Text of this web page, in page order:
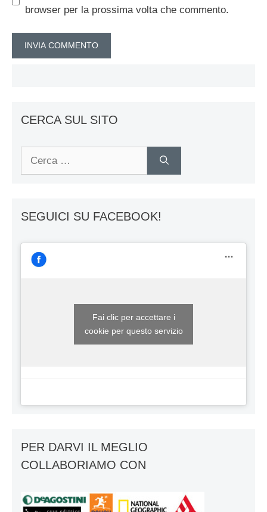
browser per la prossima volta che commento.
CERCA SUL SITO
Ricerca
SEGUICI SU FACEBOOK!
Fai clic per accettare i
cookie per questo servizio
PER DARVI IL MEGLIO
COLLABORIAMO CON